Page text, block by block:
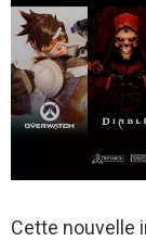
Cette nouvelle